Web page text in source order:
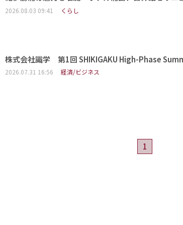
2026.08.03 09:41 くらし
株式会社識学 第1回 SHIKIGAKU High-Phase
2026.07.31 16:56 経済/ビジネス
1